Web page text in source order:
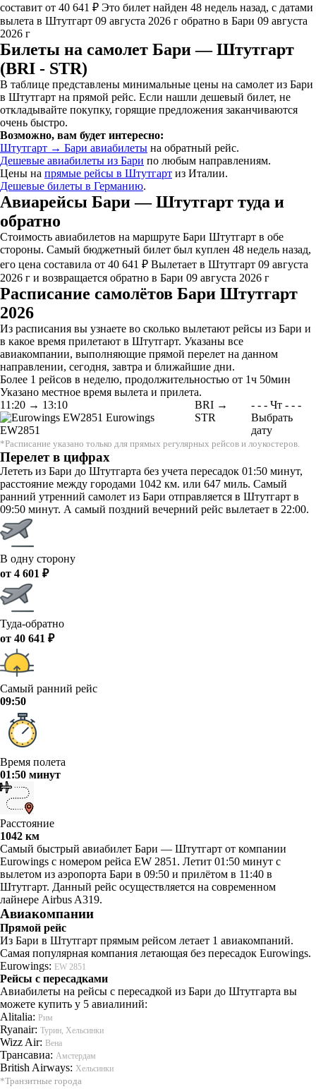
составит от 40 641 ₽ Это билет найден 48 недель назад, с датами
вылета в Штутгарт 09 августа 2026 г обратно в Бари 09 августа
2026 г
Билеты на самолет Бари — Штутгарт
(BRI - STR)
В таблице представлены минимальные цены на самолет из Бари
в Штутгарт на прямой рейс. Если нашли дешевый билет, не
откладывайте покупку, горящие предложения заканчиваются
очень быстро.
Возможно, вам будет интересно:
Штутгарт → Бари авиабилеты на обратный рейс.
Дешевые авиабилеты из Бари по любым направлениям.
Цены на прямые рейсы в Штутгарт из Италии.
Дешевые билеты в Германию.
Авиарейсы Бари — Штутгарт туда и
обратно
Стоимость авиабилетов на маршруте Бари Штутгарт в обе
стороны. Самый бюджетный билет был куплен 48 недель назад,
его цена составила от 40 641 ₽ Вылетает в Штутгарт 09 августа
2026 г и возвращается обратно в Бари 09 августа 2026 г
Расписание самолётов Бари Штутгарт
2026
Из расписания вы узнаете во сколько вылетают рейсы из Бари и
в какое время прилетают в Штутгарт. Указаны все
авиакомпании, выполняющие прямой перелет на данном
направлении, сегодня, завтра и ближайшие дни.
Более 1 рейсов в неделю, продолжительностью от 1ч 50мин
Указано местное время вылета и прилета.
11:20 → 13:10
Eurowings
EW2851
BRI →
STR
- - - Чт - - -
Выбрать
дату
*Расписание указано только для прямых регулярных рейсов и лоукостеров.
Перелет в цифрах
Лететь из Бари до Штутгарта без учета пересадок 01:50 минут,
расстояние между городами 1042 км. или 647 миль. Самый
ранний утренний самолет из Бари отправляется в Штутгарт в
09:50 минут. А самый поздний вечерний рейс вылетает в 22:00.
В одну сторону
от 4 601 ₽
Туда-обратно
от 40 641 ₽
Самый ранний рейс
09:50
Время полета
01:50 минут
Расстояние
1042 км
Самый быстрый авиабилет Бари — Штутгарт от компании
Eurowings с номером рейса EW 2851. Летит 01:50 минут с
вылетом из аэропорта Бари в 09:50 и прилётом в 11:40 в
Штутгарт. Данный рейс осуществляется на современном
лайнере Airbus A319.
Авиакомпании
Прямой рейс
Из Бари в Штутгарт прямым рейсом летает 1 авиакомпаний.
Самая популярная компания летающая без пересадок Eurowings.
Eurowings: EW 2851
Рейсы с пересадками
Авиабилеты на рейсы с пересадкой из Бари до Штутгарта вы
можете купить у 5 авиалиний:
Alitalia: Рим
Ryanair: Турин, Хельсинки
Wizz Air: Вена
Трансавиа: Амстердам
British Airways: Хельсинки
*Транзитные города